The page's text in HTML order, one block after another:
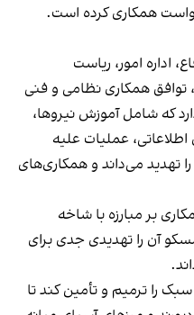
همکاری کرده است.
اداره امور، ریاست
توافق همکاری نظامی و فنی
که شامل آموزش نیروها،
عملیات علیه
تهدید می‌داند و همکاری‌های
بر مبارزه با شاخه
آن را تهدیدی جدی برای
را ترمیم و تأمین کند تا